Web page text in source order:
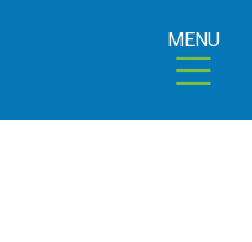
MENU